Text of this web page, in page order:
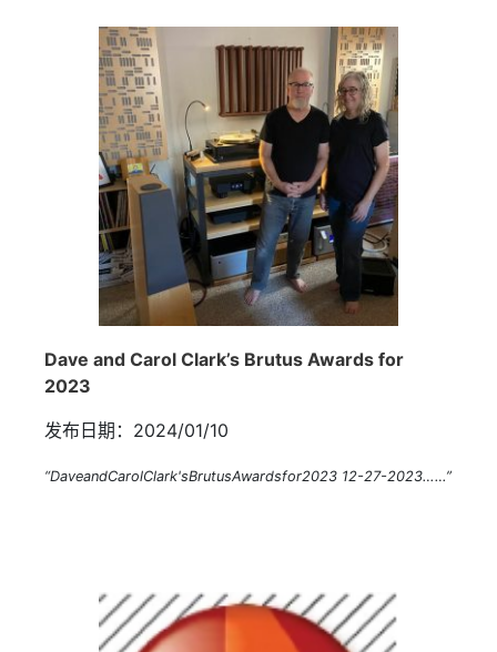
Dave and Carol Clark’s Brutus Awards for
2023
发布日期：2024/01/10
“DaveandCarolClark'sBrutusAwardsfor2023 12-27-2023……”